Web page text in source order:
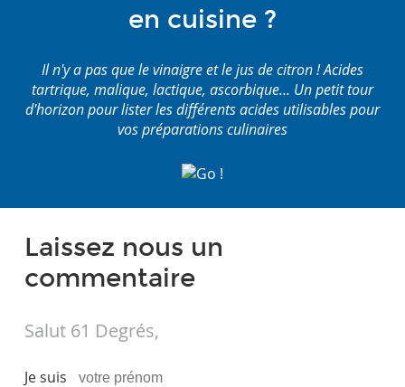
en cuisine ?
Il n'y a pas que le vinaigre et le jus de citron ! Acides
tartrique, malique, lactique, ascorbique... Un petit tour
d'horizon pour lister les différents acides utilisables pour
vos préparations culinaires
Laissez nous un
commentaire
Salut 61 Degrés,
Je suis